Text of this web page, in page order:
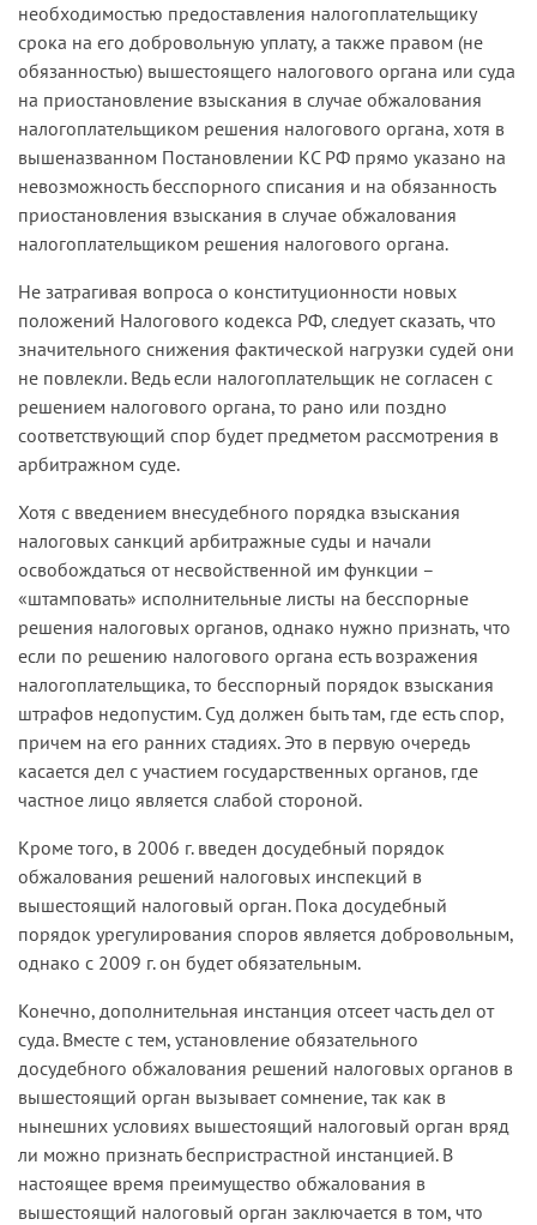
необходимостью предоставления налогоплательщику
срока на его добровольную уплату, а также правом (не
обязанностью) вышестоящего налогового органа или суда
на приостановление взыскания в случае обжалования
налогоплательщиком решения налогового органа, хотя в
вышеназванном Постановлении КС РФ прямо указано на
невозможность бесспорного списания и на обязанность
приостановления взыскания в случае обжалования
налогоплательщиком решения налогового органа.
Не затрагивая вопроса о конституционности новых
положений Налогового кодекса РФ, следует сказать, что
значительного снижения фактической нагрузки судей они
не повлекли. Ведь если налогоплательщик не согласен с
решением налогового органа, то рано или поздно
соответствующий спор будет предметом рассмотрения в
арбитражном суде.
Хотя с введением внесудебного порядка взыскания
налоговых санкций арбитражные суды и начали
освобождаться от несвойственной им функции –
«штамповать» исполнительные листы на бесспорные
решения налоговых органов, однако нужно признать, что
если по решению налогового органа есть возражения
налогоплательщика, то бесспорный порядок взыскания
штрафов недопустим. Суд должен быть там, где есть спор,
причем на его ранних стадиях. Это в первую очередь
касается дел с участием государственных органов, где
частное лицо является слабой стороной.
Кроме того, в 2006 г. введен досудебный порядок
обжалования решений налоговых инспекций в
вышестоящий налоговый орган. Пока досудебный
порядок урегулирования споров является добровольным,
однако с 2009 г. он будет обязательным.
Конечно, дополнительная инстанция отсеет часть дел от
суда. Вместе с тем, установление обязательного
досудебного обжалования решений налоговых органов в
вышестоящий орган вызывает сомнение, так как в
нынешних условиях вышестоящий налоговый орган вряд
ли можно признать беспристрастной инстанцией. В
настоящее время преимущество обжалования в
вышестоящий налоговый орган заключается в том, что